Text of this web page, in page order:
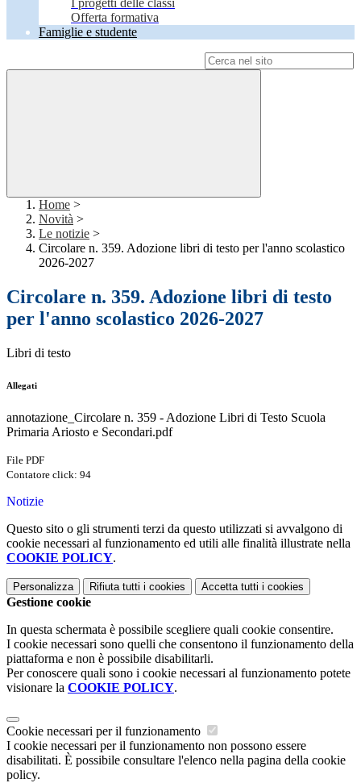
I progetti delle classi
Offerta formativa
Famiglie e studente
Home >
Novità >
Le notizie >
Circolare n. 359. Adozione libri di testo per l'anno scolastico
2026-2027
Circolare n. 359. Adozione libri di testo
per l'anno scolastico 2026-2027
Libri di testo
Allegati
annotazione_Circolare n. 359 - Adozione Libri di Testo Scuola
Primaria Ariosto e Secondari.pdf
File PDF
Contatore click: 94
Notizie
Questo sito o gli strumenti terzi da questo utilizzati si avvalgono di
cookie necessari al funzionamento ed utili alle finalità illustrate nella
COOKIE POLICY.
Personalizza Rifiuta tutti i cookies Accetta tutti i cookies
Gestione cookie
In questa schermata è possibile scegliere quali cookie consentire.
I cookie necessari sono quelli che consentono il funzionamento della
piattaforma e non è possibile disabilitarli.
Per conoscere quali sono i cookie necessari al funzionamento potete
visionare la COOKIE POLICY.
Cookie necessari per il funzionamento
I cookie necessari per il funzionamento non possono essere
disabilitati. È possibile consultare l'elenco nella pagina della cookie
policy.